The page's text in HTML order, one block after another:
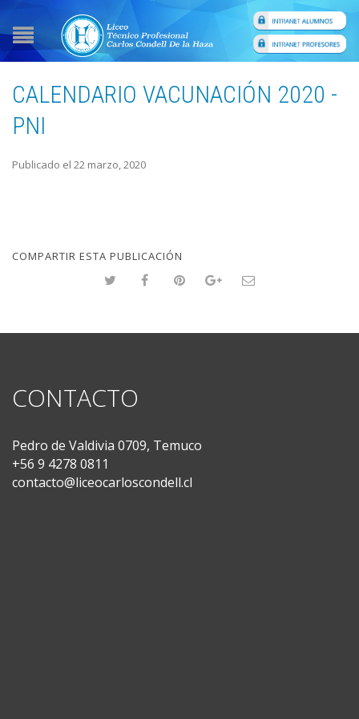
CALENDARIO VACUNACIÓN 2020 -
PNI
Publicado el 22 marzo, 2020
COMPARTIR ESTA PUBLICACIÓN
CONTACTO
Pedro de Valdivia 0709, Temuco
+56 9 4278 0811
contacto@liceocarloscondell.cl